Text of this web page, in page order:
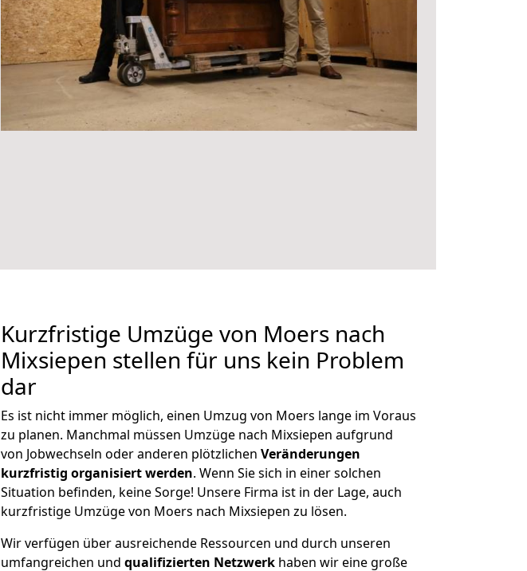
Kurzfristige Umzüge von Moers nach
Mixsiepen stellen für uns kein Problem
dar
Es ist nicht immer möglich, einen Umzug von Moers lange im Voraus
zu planen. Manchmal müssen Umzüge nach Mixsiepen aufgrund
von Jobwechseln oder anderen plötzlichen Veränderungen
kurzfristig organisiert werden. Wenn Sie sich in einer solchen
Situation befinden, keine Sorge! Unsere Firma ist in der Lage, auch
kurzfristige Umzüge von Moers nach Mixsiepen zu lösen.
Wir verfügen über ausreichende Ressourcen und durch unseren
umfangreichen und qualifizierten Netzwerk haben wir eine große